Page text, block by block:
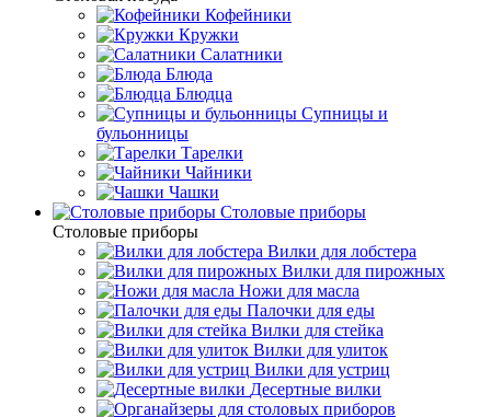
Кофейники
Кружки
Салатники
Блюда
Блюдца
Супницы и
бульонницы
Тарелки
Чайники
Чашки
Cтоловые приборы
Cтоловые приборы
Вилки для лобстера
Вилки для пирожных
Ножи для масла
Палочки для еды
Вилки для стейка
Вилки для улиток
Вилки для устриц
Десертные вилки